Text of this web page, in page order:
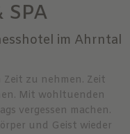
SPA
im Ahrntal
Zeit zu nehmen. Zeit
Mit wohltuenden
vergessen machen.
und Geist wieder